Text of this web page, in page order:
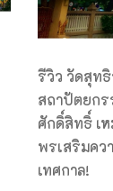
รีวิว วัดสุท
สถาปัตยก
ศักดิ์สิทธิ์ เ
พรเสริมคว
เทศกาล!